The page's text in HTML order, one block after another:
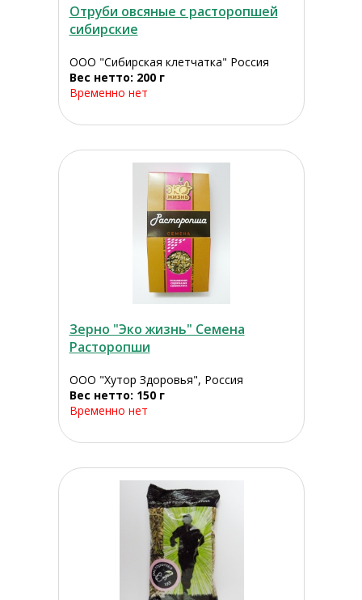
Отруби овсяные с расторопшей
сибирские
ООО "Сибирская клетчатка" Россия
Вес нетто: 200 г
Временно нет
Зерно "Эко жизнь" Семена
Расторопши
ООО "Хутор Здоровья", Россия
Вес нетто: 150 г
Временно нет